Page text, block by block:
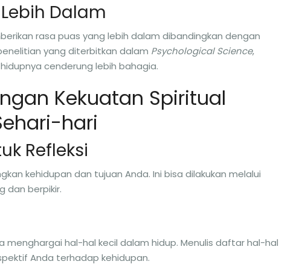
Dalam
rasa puas yang lebih dalam dibandingkan dengan
yang diterbitkan dalam Psychological Science,
cenderung lebih bahagia.
Kekuatan Spiritual
hari
Refleksi
kehidupan dan tujuan Anda. Ini bisa dilakukan melalui
dan berpikir.
hal-hal kecil dalam hidup. Menulis daftar hal-hal
Anda terhadap kehidupan.